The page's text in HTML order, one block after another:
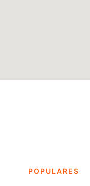
POPULARES